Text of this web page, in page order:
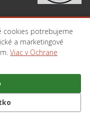
TATRY.SK
Kontakt
cookies potrebujeme
a marketingové
Viac v Ochrane